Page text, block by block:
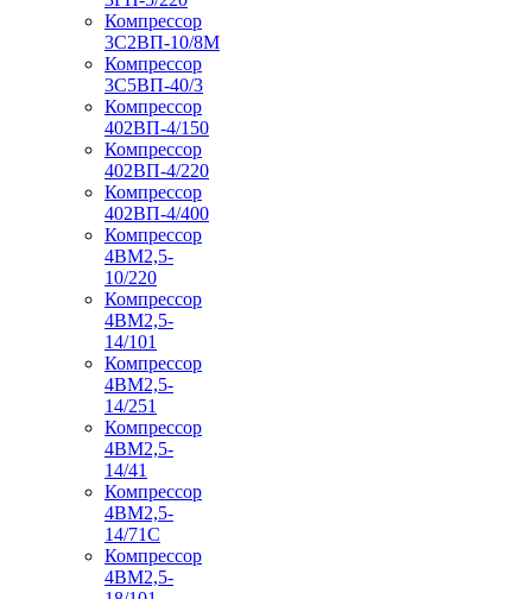
Компрессор
3С2ВП-10/8М
Компрессор
3С5ВП-40/3
Компрессор
402ВП-4/150
Компрессор
402ВП-4/220
Компрессор
402ВП-4/400
Компрессор
4ВМ2,5-
10/220
Компрессор
4ВМ2,5-
14/101
Компрессор
4ВМ2,5-
14/251
Компрессор
4ВМ2,5-
14/41
Компрессор
4ВМ2,5-
14/71C
Компрессор
4ВМ2,5-